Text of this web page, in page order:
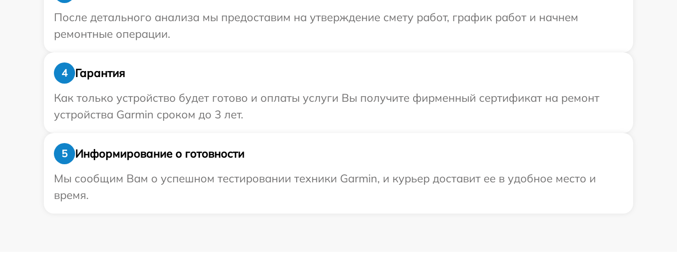
После детального анализа мы предоставим на утверждение смету работ, график работ и начнем
ремонтные операции.
4
Гарантия
Как только устройство будет готово и оплаты услуги Вы получите фирменный сертификат на ремонт
устройства Garmin сроком до 3 лет.
5
Информирование о готовности
Мы сообщим Вам о успешном тестировании техники Garmin, и курьер доставит ее в удобное место и
время.